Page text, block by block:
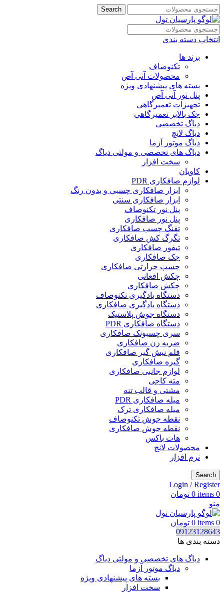
Search
انتخاب دسته بندی
برند ها
تکنوصاف
محصولات آنی آص
بسته های پیشنهادی ویژه
پنل نور آنی آص
تجهیزات تعمیرگاهی
جک بالابر تعمیرگاهی
دیاگ تخصصی
دیاگ لانچ
دیاگ موتور آزما
دیاگ های تخصصی و مولتی دیاگ
سخت افزار
کاویان
لوازم صافکاری PDR
ابزار صافکاری چسبی و بدون رنگ
ابزار صافکاری سنتی
پنل نور تکنوصاف
پنل نور صافکاری
تفنگ چسب صافکاری
تگرگ کش صافکاری
تیفور صافکاری
جک صافکاری
چسب حرارتی صافکاری
چکش افغانی
چکش صافکاری
دستگاه بادگیری تکنوصاف
دستگاه بادگیری صافکاری
دستگاه جوش پلاستیک
دستگاه صافکاری PDR
سری چسبونک صافکاری
ضربه زن صافکاری
قلم نیش گیر صافکاری
گیره صافکاری
لوازم جانبی صافکاری
مته کاجی
مشتی و قالب تنه
میله صافکاری PDR
میله صافکاری ترک
نقطه جوش تکنوصاف
نقطه جوش صافکاری
هات باکس
محصولات لانچ
نرم افزار
Search
Login / Register
0
items
0 تومان
منو
0
items
0 تومان
09123128643
دسته بندی ها
دیاگ های تخصصی و مولتی دیاگ
دیاگ موتور آزما
بسته های پیشنهادی ویژه
سخت افزار